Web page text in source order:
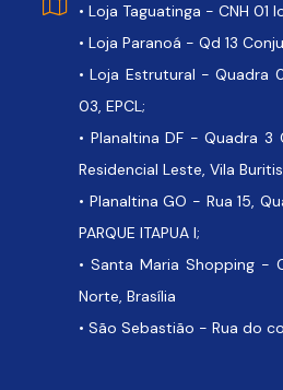
• Loja Taguatinga - CNH 01
• Loja Paranoá - Qd 13
• Loja Estrutural - Quadra
03, EPCL;
• Planaltina DF - Quadra
Residencial Leste, Vila
• Planaltina GO - Rua 15,
PARQUE ITAPUA I;
• Santa Maria Shopping -
Norte, Brasília
• São Sebastião - Rua do